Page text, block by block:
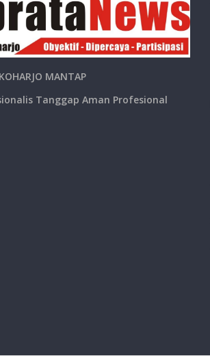
MANTAP
Tanggap Aman Profesional